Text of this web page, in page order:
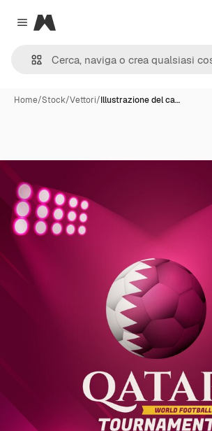
Close menu
Magnific
Home/Stock/Vettori/Illustrazione del ca…